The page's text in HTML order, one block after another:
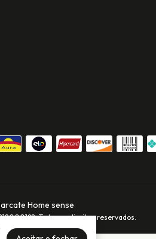
Home sense
Todos os direitos reservados.